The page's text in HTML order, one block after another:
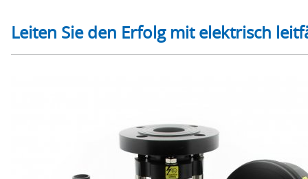
Leiten Sie den Erfolg mit elektrisch